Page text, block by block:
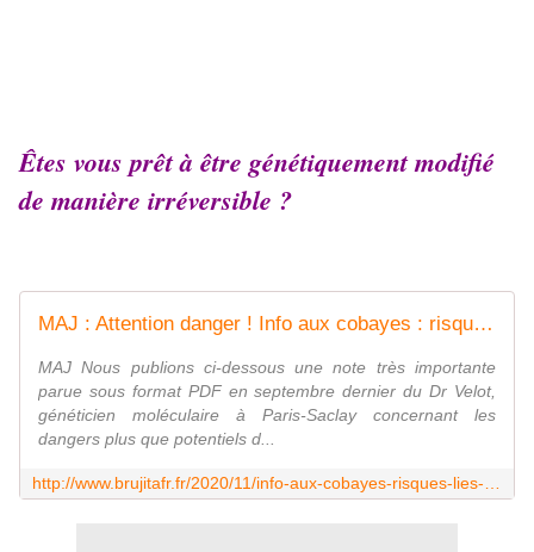
Êtes vous prêt à être génétiquement modifié
de manière irréversible ?
MAJ : Attention danger ! Info aux cobayes : risques liés aux nouveaux #vaccins anti #Covid-19 ayant recours aux technologies #OGM - MOINS de BIENS PLUS de LIENS
MAJ Nous publions ci-dessous une note très importante
parue sous format PDF en septembre dernier du Dr Velot,
généticien moléculaire à Paris-Saclay concernant les
dangers plus que potentiels d...